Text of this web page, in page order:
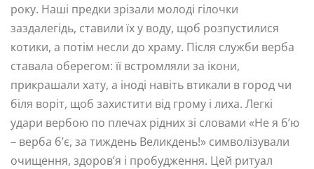
року. Наші предки зрізали молоді гілочки
заздалегідь, ставили їх у воду, щоб розпустилися
котики, а потім несли до храму. Після служби верба
ставала оберегом: її встромляли за ікони,
прикрашали хату, а іноді навіть втикали в город чи
біля воріт, щоб захистити від грому і лиха. Легкі
удари вербою по плечах рідних зі словами «Не я б’ю
– верба б’є, за тиждень Великдень!» символізували
очищення, здоров’я і пробудження. Цей ритуал